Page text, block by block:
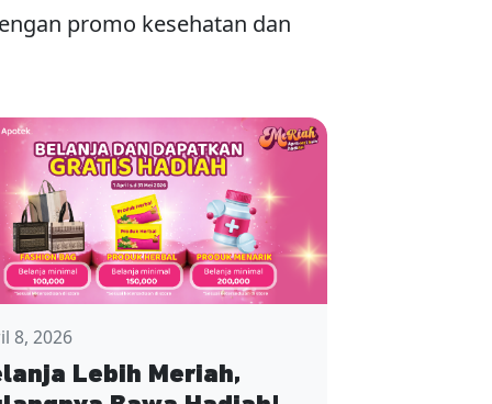
promo kesehatan dan
8, 2026
Lebih Meriah,